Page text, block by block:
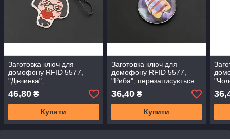
Заготовка ключ для
домофону RFID 5577,
"Дівчинка",
перезаписується
46,80 ₴
Купити
Заготовка ключ для
домофону RFID 5577,
"Риба", перезаписується
36,40₴
Купити